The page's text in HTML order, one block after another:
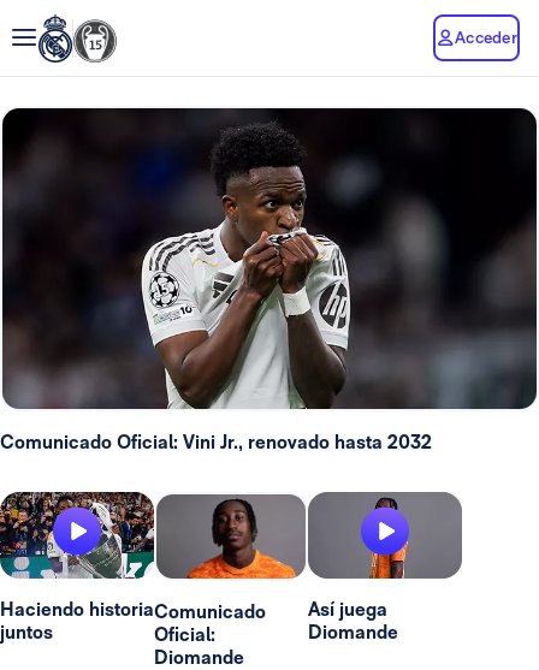
Acceder
Comunicado Oficial: Vini Jr., renovado hasta 2032
Haciendo historia
juntos
Comunicado
Oficial:
Diomande
Así juega
Diomande